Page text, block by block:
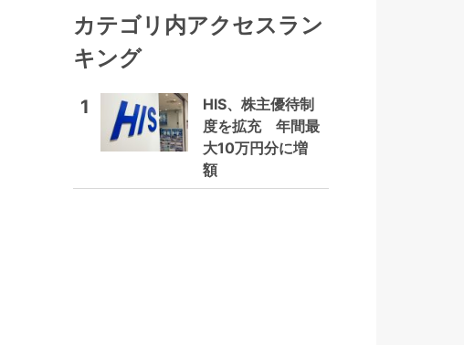
カテゴリ内アクセスラン
キング
1
HIS、株主優待制
度を拡充 年間最
大10万円分に増
額